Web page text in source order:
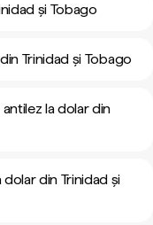
și Tobago
Trinidad și Tobago
la dolar din
din Trinidad și